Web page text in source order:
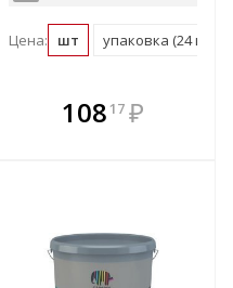
В комплекте
всегда выгоднее!
Цена: шт упаковка (24 шт)
108 17 ₽